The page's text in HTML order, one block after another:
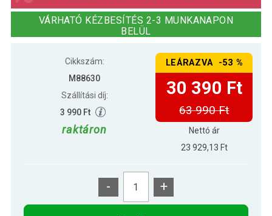
STILISTA Kerti napernyő fogantyúval
LED 3 m khaki
63 890 Ft
34 090 Ft
STILISTA Kerti napernyő fogantyúval
LED 3 m zöld
63 990 Ft
30 390 Ft
VÁRHATÓ KÉZBESÍTÉS 2-3 MUNKANAPON
BELÜL
Cikkszám:
M88630
Szállítási díj:
3 990 Ft
raktáron
LEÁRAZVA -53 %
30 390 Ft
63 990 Ft
Nettó ár
23 929,13 Ft
- +